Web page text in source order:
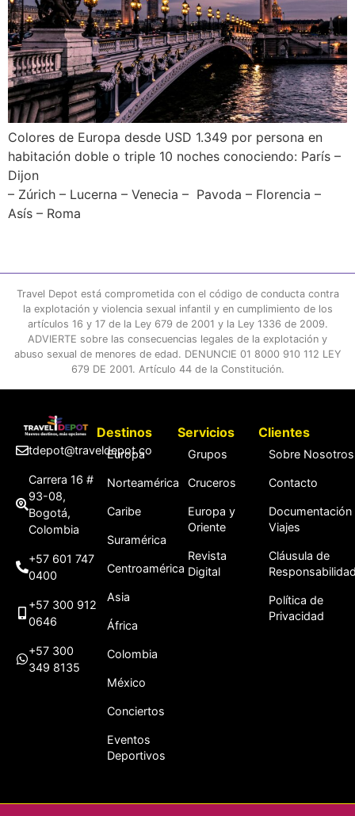
Colores de Europa desde USD 1.349 por persona en
habitación doble o triple 10 noches conociendo: París –
Dijon
– Zúrich – Lucerna – Venecia – Pavoda – Florencia –
Asís – Roma
Travel Depot está comprometida con el código de conducta contra
la explotación y violencia sexual infantil y en cumplimiento de los
artículos 16 y 17 de la Ley 679 de 2001 y la Ley 1336 de 2009.
ADVIERTE sobre las consecuencias legales de la explotación y
abuso sexual de menores de edad. DENUNCIE 01 8000 910 112 LEY
679 DE 2001. Artículo 44 de la Constitución.
tdepot@traveldepot.co
Carrera 16 #
93-08,
Bogotá,
Colombia
+57 601 747
0400
+57 300 912
0646
+57 300
349 8135
Destinos
Europa
Norteamérica
Caribe
Suramérica
Centroamérica
Asia
África
Colombia
México
Conciertos
Eventos
Deportivos
Servicios
Grupos
Cruceros
Europa y
Oriente
Revista
Digital
Clientes
Sobre Nosotros
Contacto
Documentación
Viajes
Cláusula de
Política de
Privacidad